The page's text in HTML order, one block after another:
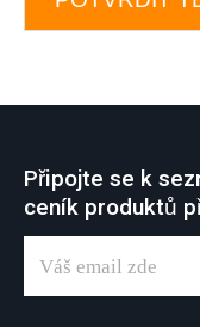
Připojte se k
ceník produktů